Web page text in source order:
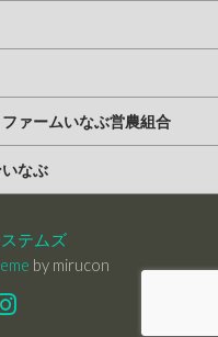
ァームいなぶ営農組合
なぶ
テムズ
by mirucon
Instagram